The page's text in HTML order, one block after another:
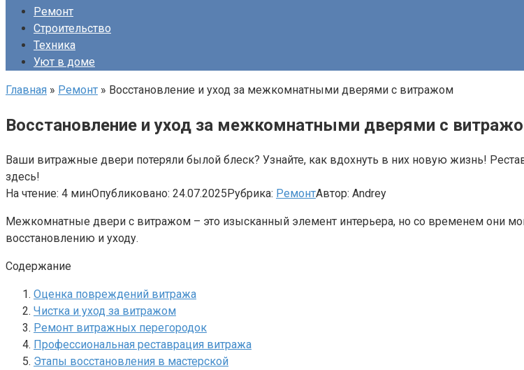
Ремонт
Строительство
Техника
Уют в доме
Главная » Ремонт » Восстановление и уход за межкомнатными дверями с витражом
Восстановление и уход за межкомнатными дверями с
Ваши витражные двери потеряли былой блеск? Узнайте, как вдохнуть в них новую жизнь!
здесь!
На чтение: 4 минОпубликовано: 24.07.2025Рубрика: РемонтАвтор: Andrey
Межкомнатные двери с витражом – это изысканный элемент интерьера, но со временем они
восстановлению и уходу.
Содержание
Оценка повреждений витража
Чистка и уход за витражом
Ремонт витражных перегородок
Профессиональная реставрация витража
Этапы восстановления в мастерской